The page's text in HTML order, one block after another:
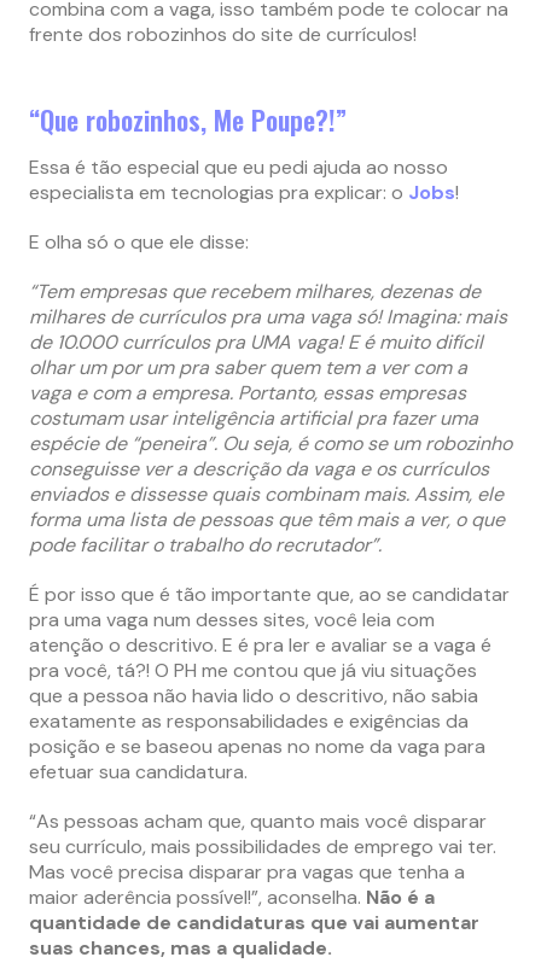
combina com a vaga, isso também pode te colocar na
frente dos robozinhos do site de currículos!
“Que robozinhos, Me Poupe?!”
Essa é tão especial que eu pedi ajuda ao nosso
especialista em tecnologias pra explicar: o Jobs!
E olha só o que ele disse:
“Tem empresas que recebem milhares, dezenas de
milhares de currículos pra uma vaga só! Imagina: mais
de 10.000 currículos pra UMA vaga! E é muito difícil
olhar um por um pra saber quem tem a ver com a
vaga e com a empresa. Portanto, essas empresas
costumam usar inteligência artificial pra fazer uma
espécie de “peneira”. Ou seja, é como se um robozinho
conseguisse ver a descrição da vaga e os currículos
enviados e dissesse quais combinam mais. Assim, ele
forma uma lista de pessoas que têm mais a ver, o que
pode facilitar o trabalho do recrutador”.
É por isso que é tão importante que, ao se candidatar
pra uma vaga num desses sites, você leia com
atenção o descritivo. E é pra ler e avaliar se a vaga é
pra você, tá?! O PH me contou que já viu situações
que a pessoa não havia lido o descritivo, não sabia
exatamente as responsabilidades e exigências da
posição e se baseou apenas no nome da vaga para
efetuar sua candidatura.
“As pessoas acham que, quanto mais você disparar
seu currículo, mais possibilidades de emprego vai ter.
Mas você precisa disparar pra vagas que tenha a
maior aderência possível!”, aconselha. Não é a
quantidade de candidaturas que vai aumentar
suas chances, mas a qualidade.